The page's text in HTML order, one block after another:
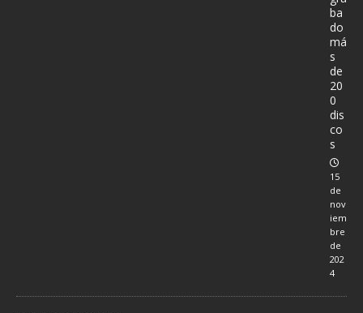
ba
do
má
s
de
20
0
dis
co
s
15
de
nov
iem
bre
de
202
4